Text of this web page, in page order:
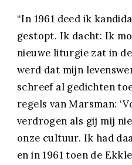
“In 1961 deed ik
gestopt. Ik dacht: Ik
nieuwe liturgie zat in
werd dat mijn
schreef al gedichten
regels van Marsman:
verdrogen als gij mij
onze cultuur. Ik had
en in 1961 toen de